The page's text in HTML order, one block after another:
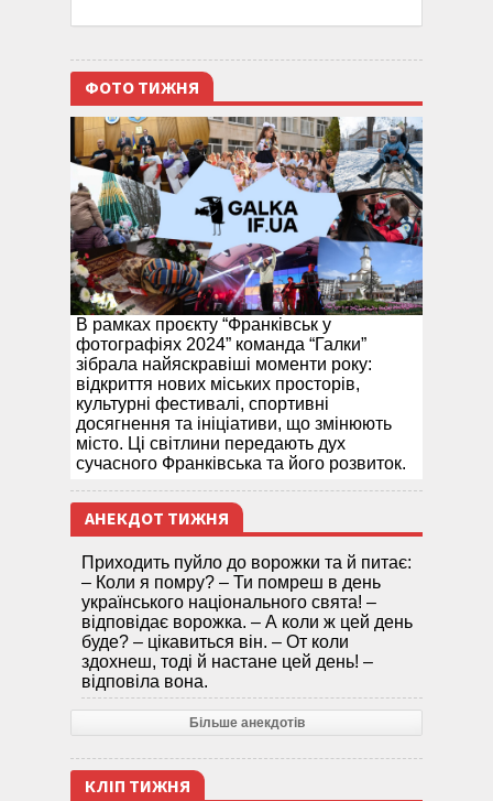
ФОТО ТИЖНЯ
В рамках проєкту “Франківськ у
фотографіях 2024” команда “Галки”
зібрала найяскравіші моменти року:
відкриття нових міських просторів,
культурні фестивалі, спортивні
досягнення та ініціативи, що змінюють
місто. Ці світлини передають дух
сучасного Франківська та його розвиток.
АНЕКДОТ ТИЖНЯ
Приходить пуйло до ворожки та й питає:
– Коли я помру? – Ти помреш в день
українського національного свята! –
відповідає ворожка. – А коли ж цей день
буде? – цікавиться він. – От коли
здохнеш, тоді й настане цей день! –
відповіла вона.
Більше анекдотів
КЛІП ТИЖНЯ